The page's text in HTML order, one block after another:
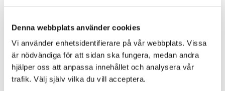
Denna webbplats använder cookies
Vi använder enhetsidentifierare på vår webbplats. Vissa
är nödvändiga för att sidan ska fungera, medan andra
hjälper oss att anpassa innehållet och analysera vår
trafik. Välj själv vilka du vill acceptera.